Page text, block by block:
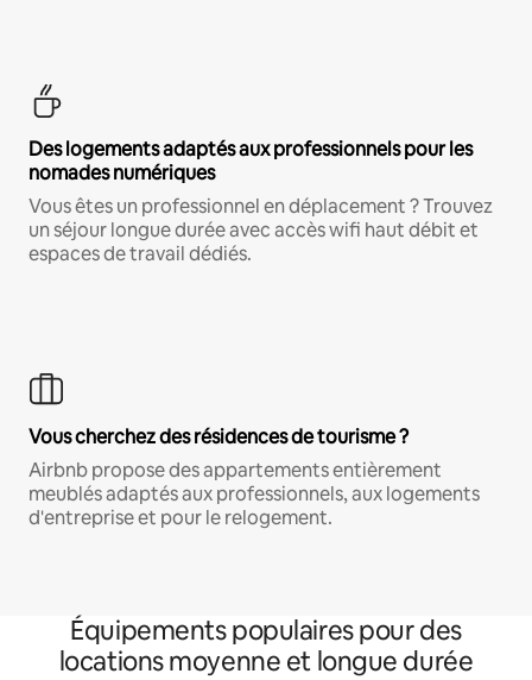
Des logements adaptés aux professionnels pour les
nomades numériques
Vous êtes un professionnel en déplacement ? Trouvez
un séjour longue durée avec accès wifi haut débit et
espaces de travail dédiés.
Vous cherchez des résidences de tourisme ?
Airbnb propose des appartements entièrement
meublés adaptés aux professionnels, aux logements
d'entreprise et pour le relogement.
Équipements populaires pour des
locations moyenne et longue durée